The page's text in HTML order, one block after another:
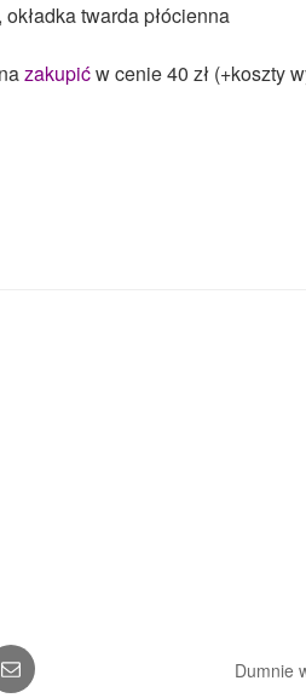
twarda płócienna
zakupićw cenie 40 zł (+koszty
grainroughblurry
E-
mail
Dumnie